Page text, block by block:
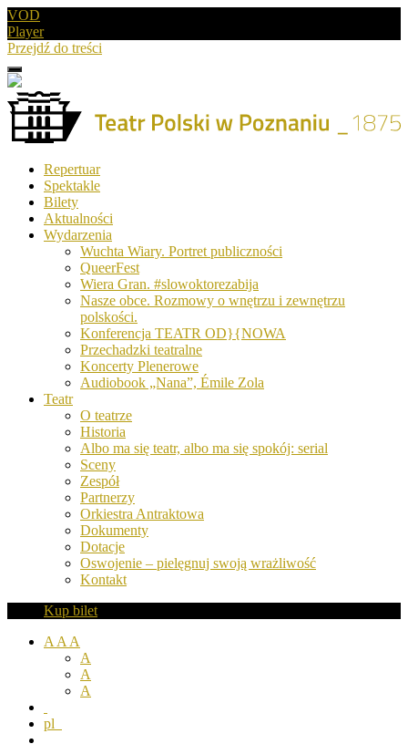
VOD
Player
Przejdź do treści
Menu
Drugie
logo
Teatr
Polski
Poznaniu
Repertuar
Spektakle
Bilety
Aktualności
Wydarzenia
Wuchta Wiary. Portret publiczności
QueerFest
Wiera Gran. #slowoktorezabija
Nasze obce. Rozmowy o wnętrzu i zewnętrzu
polskości.
Konferencja TEATR OD}{NOWA
Przechadzki teatralne
Koncerty Plenerowe
Audiobook „Nana”, Émile Zola
Teatr
O teatrze
Historia
Albo ma się teatr, albo ma się spokój: serial
Sceny
Zespół
Partnerzy
Orkiestra Antraktowa
Dokumenty
Dotacje
Oswojenie – pielęgnuj swoją wrażliwość
Kontakt
Kup bilet
A A A
A
A
A
pl